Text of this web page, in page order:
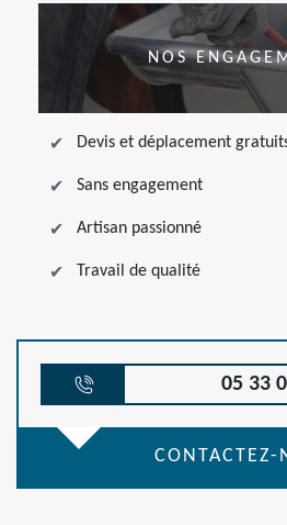
NOS
Devis et déplacement
Sans engagement
Artisan passionné
Travail de qualité
05 33
CONTACTEZ-